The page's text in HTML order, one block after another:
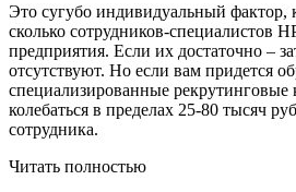
Это сугубо индивидуальный фактор,
сколько сотрудников-специалистов
предприятия. Если их достаточно –
отсутствуют. Но если вам придется
специализированные
колебаться в пределах 25-80 тысяч
сотрудника.
Читать полностью